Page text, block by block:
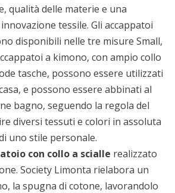
qualità delle materie e una
tessile. Gli accappatoi
disponibili nelle tre misure Small,
a kimono, con ampio collo
tasche, possono essere utilizzati
e possono essere abbinati al
bagno, seguendo la regola del
diversi tessuti e colori in assoluta
uno stile personale.
con collo a scialle realizzato
Society Limonta rielabora un
la spugna di cotone, lavorandolo